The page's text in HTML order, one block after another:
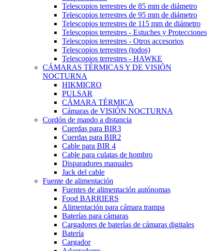
Telescopios terrestres de 85 mm de diámetro
Telescopios terrestres de 95 mm de diámetro
Telescopios terrestres de 115 mm de diámetro
Telescopios terrestres - Estuches y Protecciones
Telescopios terrestres - Otros accesorios
Telescopios terrestres (todos)
Telescopios terrestres - HAWKE
CÁMARAS TÉRMICAS Y DE VISIÓN
NOCTURNA
HIKMICRO
PULSAR
CÁMARA TÉRMICA
Cámaras de VISIÓN NOCTURNA
Cordón de mando a distancia
Cuerdas para BIR3
Cuerdas para BIR2
Cable para BIR 4
Cable para culatas de hombro
Disparadores manuales
Jack del cable
Fuente de alimentación
Fuentes de alimentación autónomas
Food BARRIERS
Alimentación para cámara trampa
Baterías para cámaras
Cargadores de baterías de cámaras digitales
Batería
Cargador